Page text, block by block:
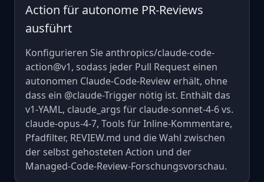
Action für autonome PR-Reviews
ausführt
Konfigurieren Sie anthropics/claude-code-
action@v1, sodass jeder Pull Request einen
autonomen Claude-Code-Review erhält, ohne
dass ein @claude-Trigger nötig ist. Enthält das
v1-YAML, claude_args für claude-sonnet-4-6 vs.
claude-opus-4-7, Tools für Inline-Kommentare,
Pfadfilter, REVIEW.md und die Wahl zwischen
der selbst gehosteten Action und der
Managed-Code-Review-Forschungsvorschau.